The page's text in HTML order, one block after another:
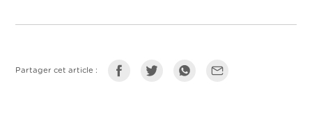
Partager cet article :